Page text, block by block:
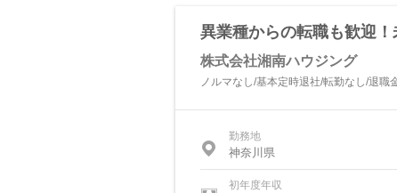
異業種からの転職も歓迎
株式会社湘南ハウジング
ノルマなし/基本定時退社/転勤なし/退職
勤務地
神奈川県
初年度年収